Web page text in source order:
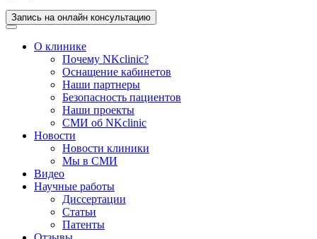
Запись на онлайн консультацию
О клинике
Почему NKclinic?
Оснащение кабинетов
Наши партнеры
Безопасность пациентов
Наши проекты
СМИ об NKclinic
Новости
Новости клиники
Мы в СМИ
Видео
Научные работы
Диссертации
Статьи
Патенты